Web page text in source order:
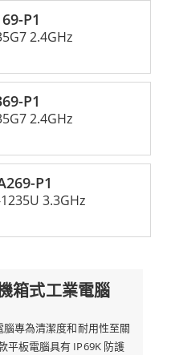
P1
2.4GHz
P1
2.4GHz
P1
3.3GHz
箱式工業電腦
專為清潔度和耐用性至關
平板電腦具有 IP69K 防護